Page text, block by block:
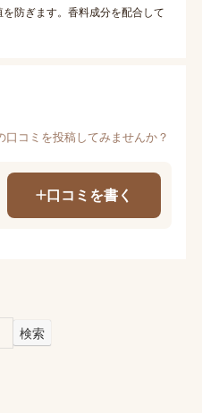
防ぎます。香料成分を配合して
口コミを投稿してみませんか？
口コミを書く
検索